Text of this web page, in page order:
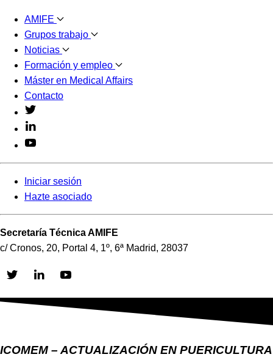
AMIFE
Grupos trabajo
Noticias
Formación y empleo
Máster en Medical Affairs
Contacto
Iniciar sesión
Hazte asociado
Secretaría Técnica AMIFE
c/ Cronos, 20, Portal 4, 1º, 6ª Madrid, 28037
Skip
ICOMEM – ACTUALIZACIÓN EN PUERICULTURA